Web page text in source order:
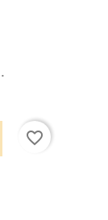
favorite_border